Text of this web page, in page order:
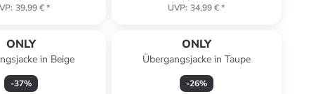
: 39,99 €* UVP: 34,99 €*
ONLY
in Beige
-37%
ONLY
Übergangsjacke in Taupe
-26%